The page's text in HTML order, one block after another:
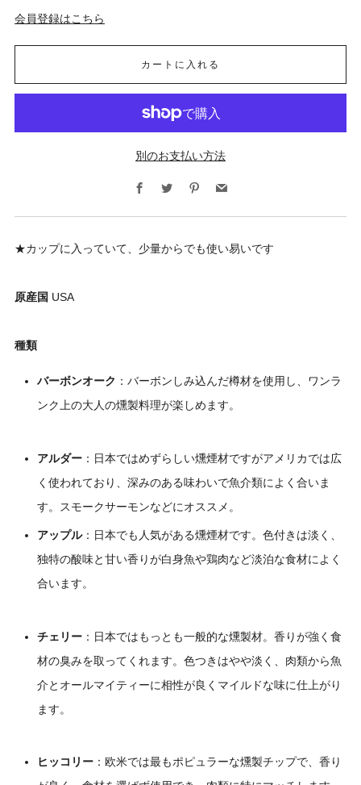
会員登録はこちら
カートに入れる
別のお支払い方法
Facebook
Twitter Pinterest
★カップに入っていて、少量からでも使い易いです
原産国 USA
種類
バーボンオーク ：バーボンしみ込んだ樽材を使用し、ワンラ
ンク上の大人の燻製料理が楽しめます。
アルダー ： 日本ではめずらしい燻煙材ですがアメリカでは広
く使われており、深みのある味わいで魚介類によく合いま
す。スモークサーモンなどにオススメ。
アップル： 日本でも人気がある燻煙材です。色付きは淡く、
独特の酸味と甘い香りが白身魚や鶏肉など淡泊な食材によく
合います。
チェリー ： 日本ではもっとも一般的な燻製材。香りが強く食
材の臭みを取ってくれます。色つきはやや淡く、肉類から魚
介とオールマイティーに相性が良くマイルドな味に仕上がり
ます。
ヒッコリー ： 欧米では最もポピュラーな燻製チップで、香り